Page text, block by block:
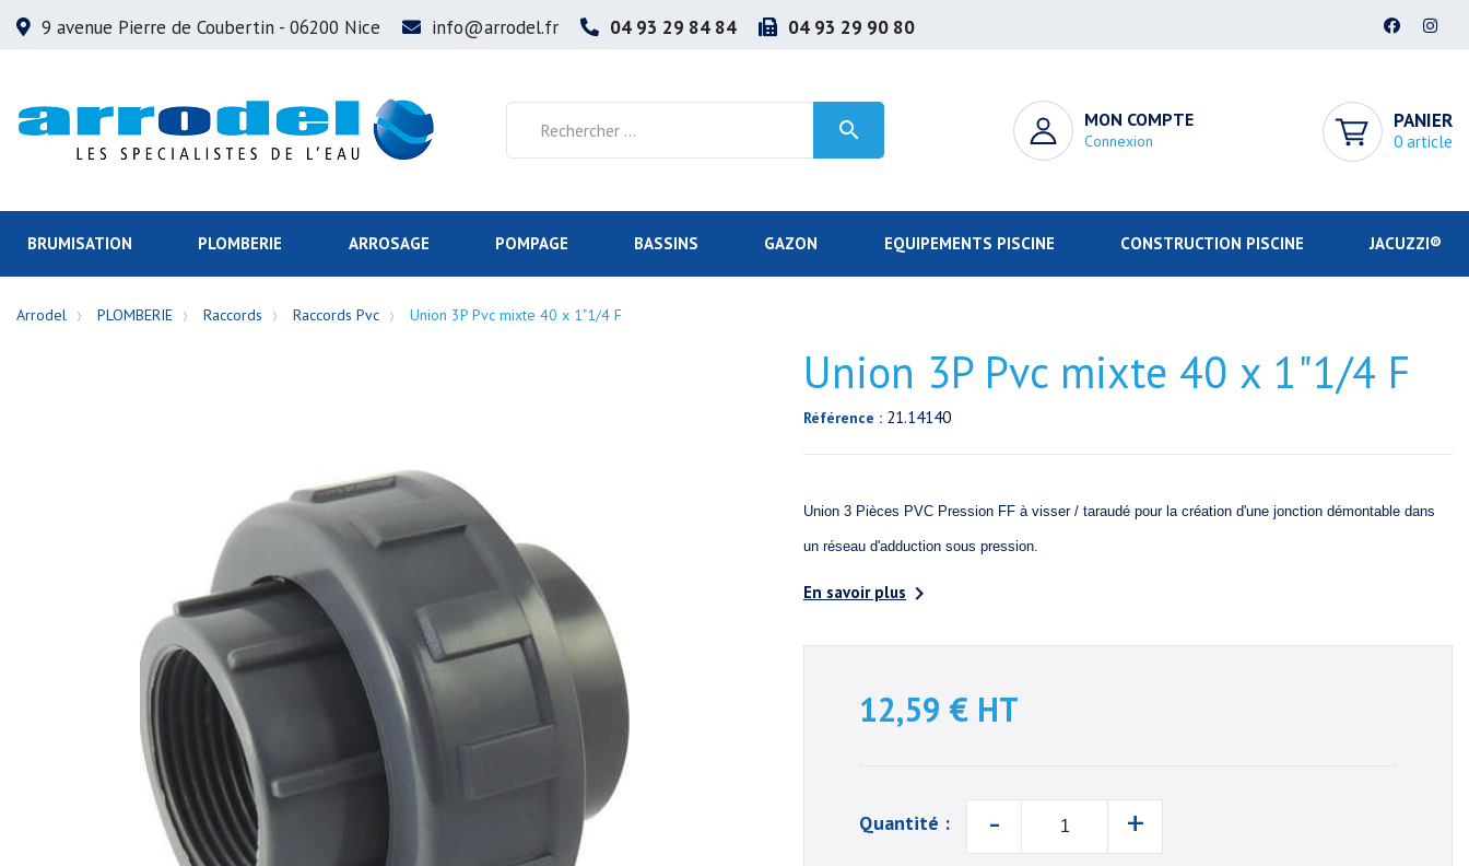
9 avenue Pierre de Coubertin - 06200 Nice info@arrodel.fr 04 93 29 84 84 04 93 29 90 80
 MON COMPTE
Connexion
PANIER
0 article
BRUMISATION PLOMBERIE ARROSAGE POMPAGE BASSINS GAZON EQUIPEMENTS PISCINE CONSTRUCTION PISCINE JACUZZI®
Arrodel PLOMBERIE Raccords Raccords Pvc Union 3P Pvc mixte 40 x 1"1/4 F
Union 3P Pvc mixte 40 x 1"1/4 F
Référence : 21.14140
Union 3 Pièces PVC Pression FF à visser / taraudé pour la création d'une jonction démontable dans
un réseau d'adduction sous pression.
En savoir plus 
12,59 € HT
Quantité : - +